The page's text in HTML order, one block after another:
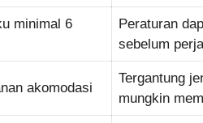
minimal 6
Peraturan
sebelum
akomodasi
Tergantung
mungkin